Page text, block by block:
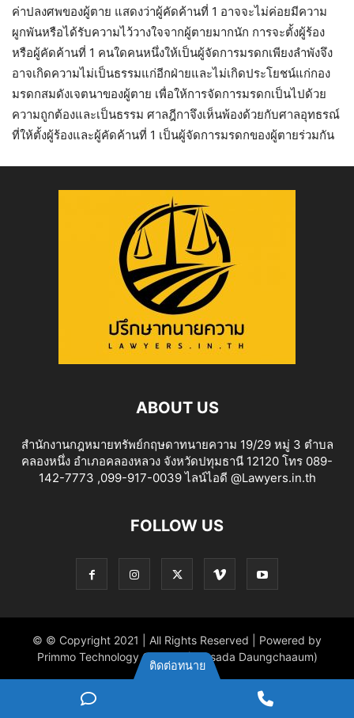
ค่าปลงศพของผู้ตาย แสดงว่าผู้คัดค้านที่ 1 อาจจะไม่ค่อยมีความ
ผูกพันหรือได้รับความไว้วางใจจากผู้ตายมากนัก การจะตั้งผู้ร้อง
หรือผู้คัดค้านที่ 1 คนใดคนหนึ่งให้เป็นผู้จัดการมรดกเพียงลำพังจึง
อาจเกิดความไม่เป็นธรรมแก่อีกฝ่ายและไม่เกิดประโยชน์แก่กอง
มรดกสมดังเจตนาของผู้ตาย เพื่อให้การจัดการมรดกเป็นไปด้วย
ความถูกต้องและเป็นธรรม ศาลฎีกาจึงเห็นพ้องด้วยกับศาลอุทธรณ์
ที่ให้ตั้งผู้ร้องและผู้คัดค้านที่ 1 เป็นผู้จัดการมรดกของผู้ตายร่วมกัน
ABOUT US
สำนักงานกฎหมายทรัพย์กฤษดาทนายความ 19/29 หมู่ 3 ตำบล
คลองหนึ่ง อำเภอคลองหลวง จังหวัดปทุมธานี 12120 โทร 089-
142-7773 ,099-917-0039 ไลน์ไอดี @Lawyers.in.th
FOLLOW US
© © Copyright 2021 | All Rights Reserved | Powered by
Primmo Technology Co.,Ltd. (Khitsada Daungchaaum)
ติดต่อทนาย